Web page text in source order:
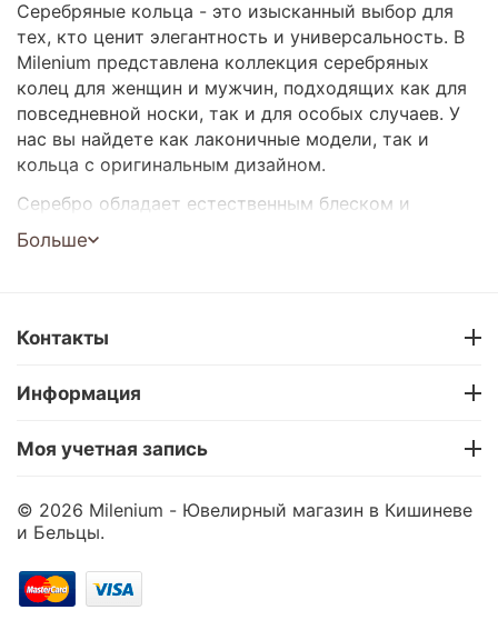
Серебряные кольца - это изысканный выбор для
тех, кто ценит элегантность и универсальность. В
Milenium представлена коллекция серебряных
колец для женщин и мужчин, подходящих как для
повседневной носки, так и для особых случаев. У
нас вы найдете как лаконичные модели, так и
кольца с оригинальным дизайном.
Серебро обладает естественным блеском и
прекрасно дополняет любой образ. Такое
украшение станет отличным подарком или
Подходят для любого стиля и возраста
Доставка по Кишиневу и всей Молдове
Выбирайте и заказывайте серебряные кольца
Больше
Контакты
Информация
Моя учетная запись
© 2026 Milenium - Ювелирный магазин в Кишиневе
и Бельцы.